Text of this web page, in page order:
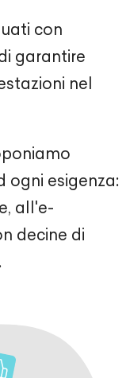
con
garantire
nel
ogni esigenza:
all'e-
decine di